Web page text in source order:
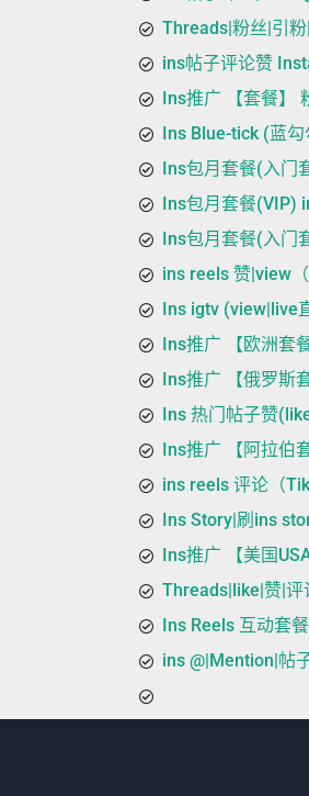
Threads|粉丝|引
ins帖子评论赞
Ins推广 【套餐】
Ins Blue-tick (蓝
Ins包月套餐(入门
Ins包月套餐(VIP)
Ins包月套餐(入门
ins reels 赞|view
Ins igtv (view|live
Ins推广 【欧洲套
Ins推广 【俄罗斯
Ins 热门帖子赞
Ins推广 【阿拉伯
ins reels 评论（
Ins Story|刷ins
Ins推广 【美国
Threads|like|赞|评
Ins Reels 互动套餐
ins @|Mention|帖